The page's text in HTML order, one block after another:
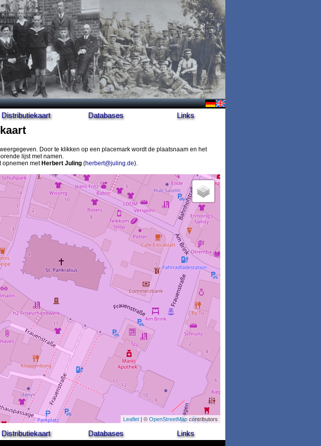
Distributiekaart Databases Links
Door te klikken op een placemark wordt de plaatsnaam en het
lijst met namen.
opnemen met Herbert Juling (herbert@juling.de).
Leaflet | © OpenStreetMap contributors
Distributiekaart Databases Links